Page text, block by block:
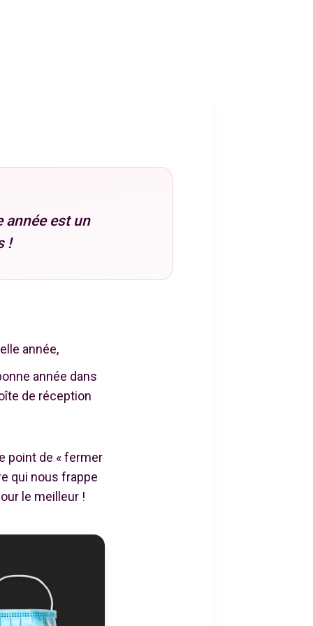
année est un
!
année,
année dans
de réception
point de « fermer
qui nous frappe
le meilleur !